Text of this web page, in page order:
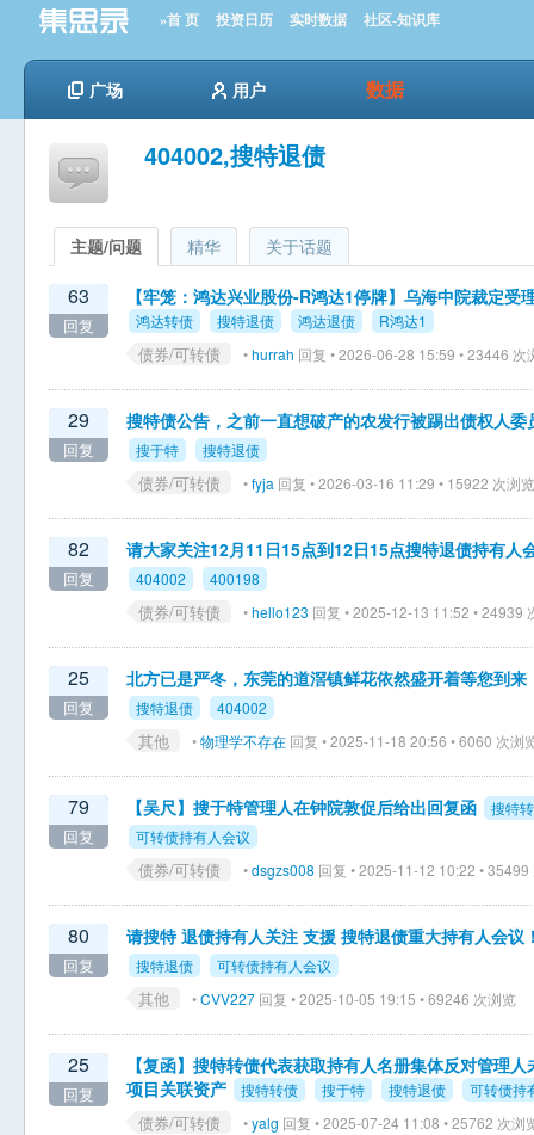
»首 页 投资日历 实时数据 社区-知识库
广场 用户 数据
404002,搜特退债
主题/问题 精华 关于话题
63
回复
【牢笼：鸿达兴业股份-R鸿达1停牌】乌海中院裁定受
鸿达转债 搜特退债 鸿达退债 R鸿达1
债券/可转债 •hurrah 回复 • 2026-06-28 15:59 • 23446 次
29
回复
搜特债公告，之前一直想破产的农发行被踢出债权人
搜于特 搜特退债
债券/可转债 •fyja 回复 • 2026-03-16 11:29 • 15922 次浏览
82
回复
请大家关注12月11日15点到12日15点搜特退债持有人
404002 400198
债券/可转债 •hello123 回复 • 2025-12-13 11:52 • 24939
25
回复
北方已是严冬，东莞的道滘镇鲜花依然盛开着等您到来
搜特退债 404002
其他 •物理学不存在 回复 • 2025-11-18 20:56 • 6060 次浏
79
回复
【吴尺】搜于特管理人在钟院敦促后给出回复函
搜特
可转债持有人会议
债券/可转债 •dsgzs008 回复 • 2025-11-12 10:22 • 35499
80
回复
请搜特 退债持有人关注 支援 搜特退债重大持有人会议
搜特退债 可转债持有人会议
其他 •CVV227 回复 • 2025-10-05 19:15 • 69246 次浏览
25
回复
【复函】搜特转债代表获取持有人名册集体反对管理
项目关联资产
搜特转债 搜于特 搜特退债 可转债持
债券/可转债 •yalg 回复 • 2025-07-24 11:08 • 25762 次浏